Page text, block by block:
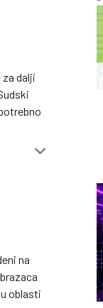
dalji
na
oblasti